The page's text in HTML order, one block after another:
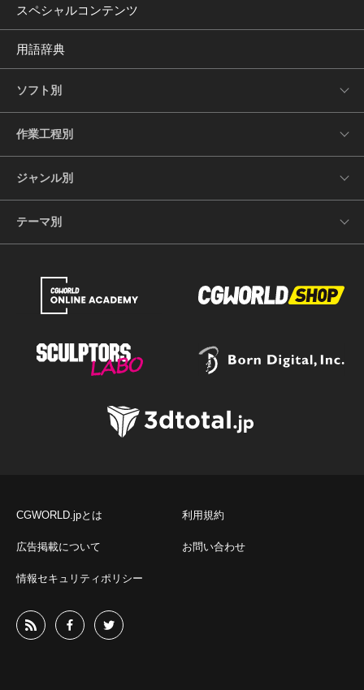
スペシャルコンテンツ
用語辞典
ソフト別
作業工程別
ジャンル別
テーマ別
CGWORLD.jpとは 利用規約
広告掲載について お問い合わせ
情報セキュリティポリシー